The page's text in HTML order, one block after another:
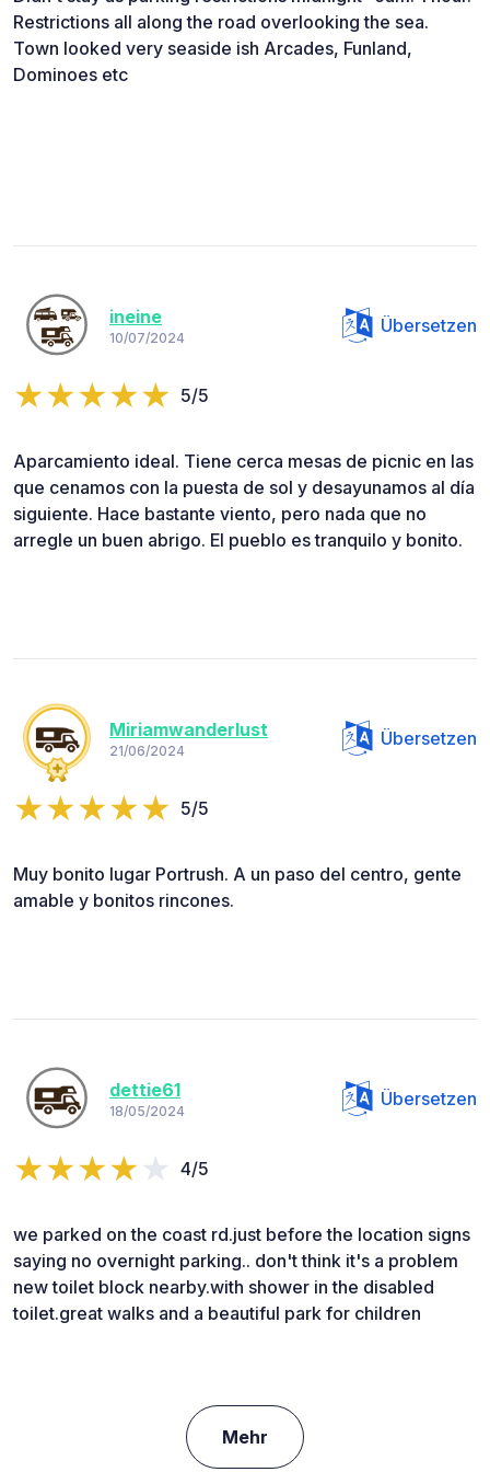
Restrictions all along the road overlooking the sea.
Town looked very seaside ish Arcades, Funland,
Dominoes etc
ineine
10/07/2024
Übersetzen
5/5
Aparcamiento ideal. Tiene cerca mesas de picnic en las
que cenamos con la puesta de sol y desayunamos al día
siguiente. Hace bastante viento, pero nada que no
arregle un buen abrigo. El pueblo es tranquilo y bonito.
Miriamwanderlust
21/06/2024
Übersetzen
5/5
Muy bonito lugar Portrush. A un paso del centro, gente
amable y bonitos rincones.
dettie61
18/05/2024
Übersetzen
4/5
we parked on the coast rd.just before the location signs
saying no overnight parking.. don't think it's a problem
new toilet block nearby.with shower in the disabled
toilet.great walks and a beautiful park for children
Mehr